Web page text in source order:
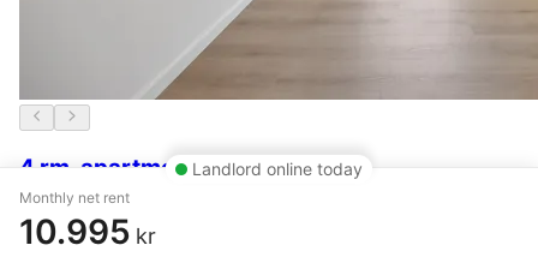
Landlord online today
Monthly net rent
10.995 kr
4 rm. apartment of 102 m²
Nørresundby